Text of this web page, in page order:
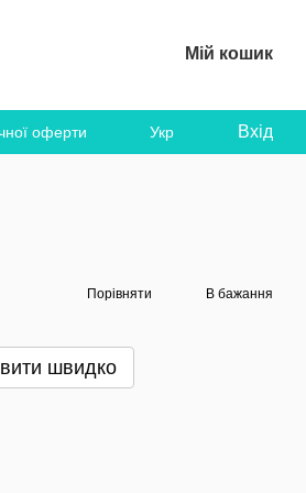
Мій кошик
оферти Укр Вхід
Порівняти В бажання
швидко